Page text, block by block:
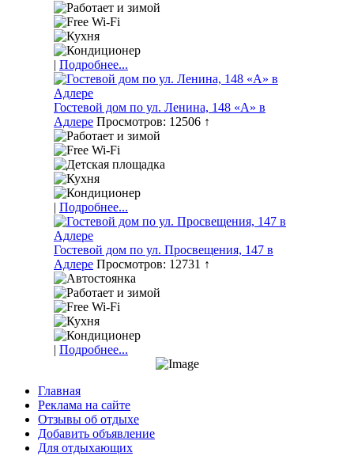
| Подробнее...
Гостевой дом по ул. Ленина, 148 «А» в
Адлере Просмотров: 12506 ↑
| Подробнее...
Гостевой дом по ул. Просвещения, 147 в
Адлере Просмотров: 12731 ↑
| Подробнее...
Главная
Реклама на сайте
Отзывы об отдыхе
Добавить объявление
Для отдыхающих